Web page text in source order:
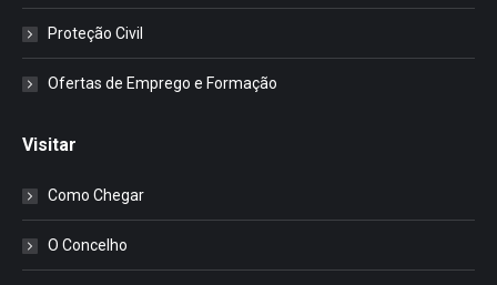
Proteção Civil
Ofertas de Emprego e Formação
Visitar
Como Chegar
O Concelho